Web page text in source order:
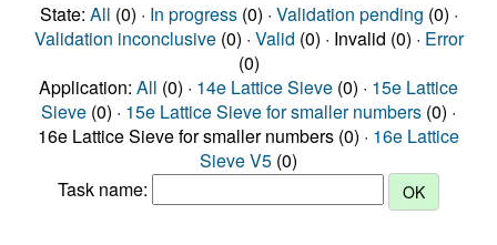
State: All (0) · In progress(0) · Validation pending (0) ·
Validation inconclusive(0) · Valid (0) · Invalid (0) · Error
(0)
Application: All (0) · 14e Lattice Sieve (0) · 15e Lattice
Sieve (0) · 15e Lattice Sieve for smaller numbers (0) ·
16e Lattice Sieve for smaller numbers (0) · 16e Lattice
Sieve V5 (0)
Task name: